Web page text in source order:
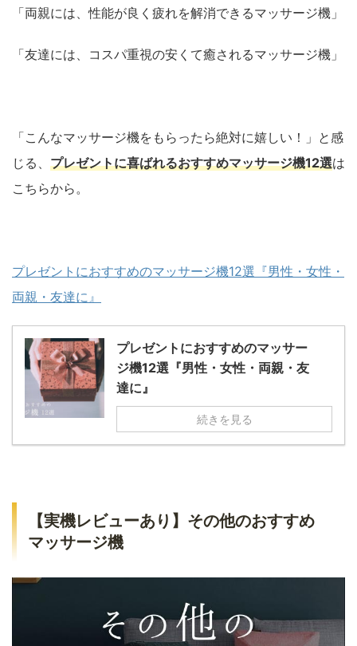
「両親には、性能が良く疲れを解消できるマッサージ機」
「友達には、コスパ重視の安くて癒されるマッサージ機」
「こんなマッサージ機をもらったら絶対に嬉しい！」と感
じる、 プレゼントに喜ばれるおすすめマッサージ機12選は
こちらから。
プレゼントにおすすめのマッサージ機12選『男性・女性・
両親・友達に』
プレゼントにおすすめのマッサー
ジ機12選『男性・女性・両親・友
達に』
続きを見る
【実機レビューあり】その他のおすすめ
マッサージ機